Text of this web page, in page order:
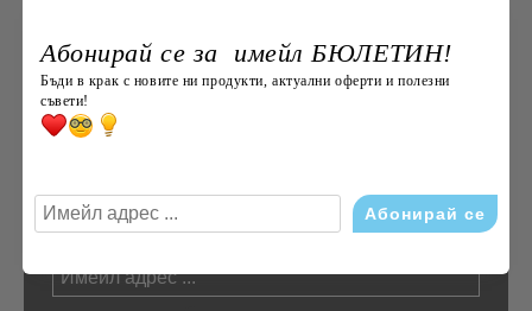
РАЗЛИЧНИ РАЗМЕРИ
€14.00 27.38лв.
Enter your email to subscribe to СЕДМИЧЕН БЮЛЕТИН:
Абонирай се за имейл БЮЛЕТИН!
Бъди в крак с новите ни продукти, актуални оферти и полезни
съвети!